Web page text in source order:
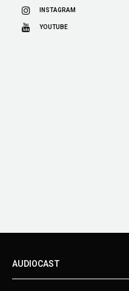
INSTAGRAM
YOUTUBE
AUDIOCAST